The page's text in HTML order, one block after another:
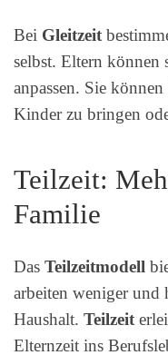
Bei Gleitzeit
selbst. Eltern können
anpassen. Sie
Kinder zu bringen
Teilzeit:
Familie
Das Teilzeitmodell
arbeiten weniger und
Haushalt. Teilzeit
Elternzeit ins